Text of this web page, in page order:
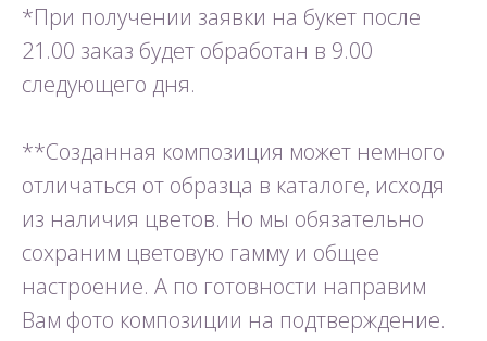
*При получении заявки на букет после
21.00 заказ будет обработан в 9.00
следующего дня.
**Созданная композиция может немного
отличаться от образца в каталоге, исходя
из наличия цветов. Но мы обязательно
сохраним цветовую гамму и общее
настроение. А по готовности направим
Вам фото композиции на подтверждение.